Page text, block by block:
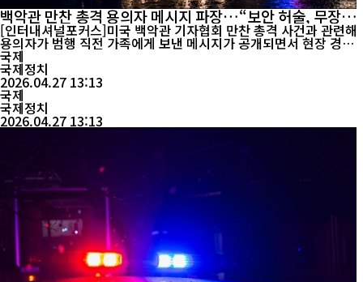
백악관 만찬 총격 용의자 메시지 파장…“보안 허술, 무장해
도 막지 못했다”
[인터내셔널포커스]미국 백악관 기자협회 만찬 총격 사건과 관련해
용의자가 범행 직전 가족에게 보낸 메시지가 공개되면서 현장 경비
실패 논란이 커지고 있다. 현지시간 4월 26일 미국 매체 뉴욕 포스트
등은 용의자 콜 토마스 앨런(31)이 범행 약 10분 전 가족에게 메시지
를 보냈다고 보도했다. 해당 메시지에는 범행 동기와 함께 행사장 보
국제
국제정치
2026.04.27 13:13
국제
국제정치
2026.04.27 13:13